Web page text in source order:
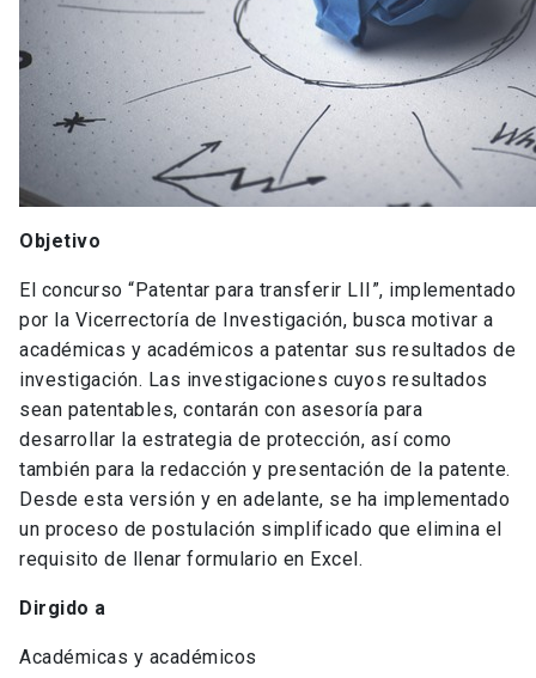
Objetivo
El concurso “Patentar para transferir LII”, implementado
por la Vicerrectoría de Investigación, busca motivar a
académicas y académicos a patentar sus resultados de
investigación. Las investigaciones cuyos resultados
sean patentables, contarán con asesoría para
desarrollar la estrategia de protección, así como
también para la redacción y presentación de la patente.
Desde esta versión y en adelante, se ha implementado
un proceso de postulación simplificado que elimina el
requisito de llenar formulario en Excel.
Dirgido a
Académicas y académicos